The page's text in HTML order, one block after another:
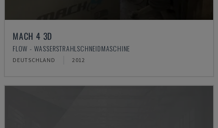
MACH 4 3D
FLOW - WASSERSTRAHLSCHNEIDMASCHINE
DEUTSCHLAND 2012